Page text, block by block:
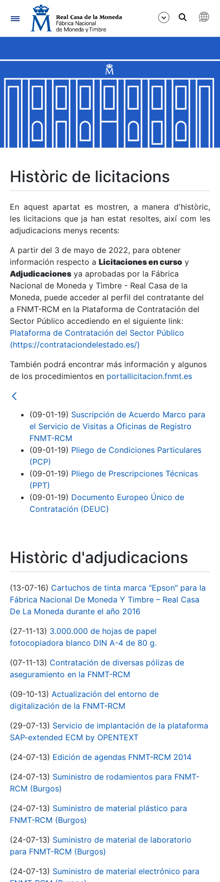
Navegació
Mostra/Amaga
Mostra/Amaga
Mostra/Amaga
Mostra/Amaga
Mostra/Amaga
Històric de licitacions
En aquest apartat es mostren, a manera d'històric,
les licitacions que ja han estat resoltes, així com les
adjudicacions menys recents:
A partir del 3 de mayo de 2022, para obtener
información respecto a Licitaciones en curso y
Adjudicaciones ya aprobadas por la Fábrica
Nacional de Moneda y Timbre - Real Casa de la
Moneda, puede acceder al perfil del contratante del
a FNMT-RCM en la Plataforma de Contratación del
Sector Público accediendo en el siguiente link:
Plataforma de Contratación del Sector Público
(https://contrataciondelestado.es/)
También podrá encontrar más información y algunos
de los procedimientos en portallicitacion.fnmt.es
(09-01-19) Suscripción de Acuerdo Marco para
el Servicio de Visitas a Oficinas de Registro
FNMT-RCM
(09-01-19) Pliego de Condiciones Particulares
(PCP)
(09-01-19) Pliego de Prescripciones Técnicas
(PPT)
(09-01-19) Documento Europeo Único de
Contratación (DEUC)
Històric d'adjudicacions
(13-07-16) Cartuchos de tinta marca "Epson" para la
Fábrica Nacional De Moneda Y Timbre – Real Casa
De La Moneda durante el año 2016
(27-11-13) 3.000.000 de hojas de papel
fotocopiadora blanco DIN A-4 de 80 g.
(07-11-13) Contratación de diversas pólizas de
aseguramiento en la FNMT-RCM
(09-10-13) Actualización del entorno de
digitalización de la FNMT-RCM
(29-07-13) Servicio de implantación de la plataforma
SAP-extended ECM by OPENTEXT
(24-07-13) Edición de agendas FNMT-RCM 2014
(24-07-13) Suministro de rodamientos para FNMT-
RCM (Burgos)
(24-07-13) Suministro de material plástico para
FNMT-RCM (Burgos)
(24-07-13) Suministro de material de laboratorio
para FNMT-RCM (Burgos)
(24-07-13) Suministro de material electrónico para